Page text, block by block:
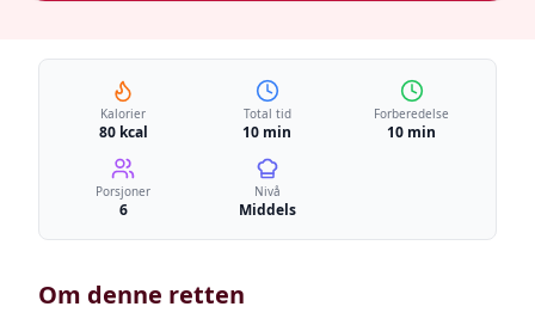
Kalorier
80 kcal
Total tid
10 min
Forberedelse
10 min
Porsjoner
6
Nivå
Middels
Om denne retten